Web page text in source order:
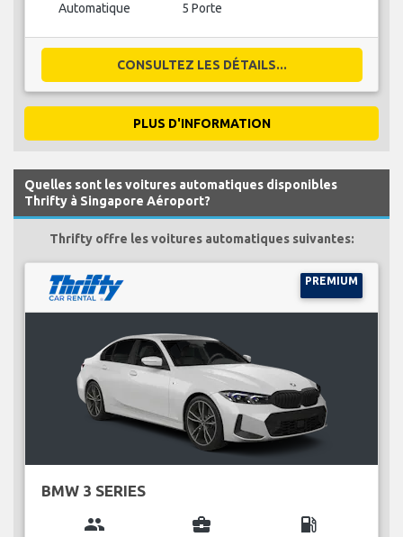
Automatique 5 Porte
CONSULTEZ LES DÉTAILS...
PLUS D'INFORMATION
Quelles sont les voitures automatiques disponibles
Thrifty à Singapore Aéroport?
Thrifty offre les voitures automatiques suivantes:
PREMIUM
BMW 3 SERIES
group business_center local_gas_station